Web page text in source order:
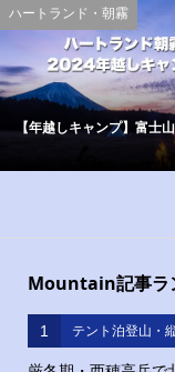
ハートランド・朝霧
【年越しキャンプ】富士
Mountain記事ラ
1 テント泊登山・